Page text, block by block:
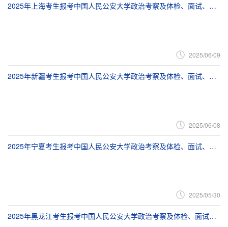
2025年上海考生报考中国人民公安大学政治考察及体检、面试、体能测评公告
2025/06/09
2025年新疆考生报考中国人民公安大学政治考察及体检、面试、体能测评公告
2025/06/08
2025年宁夏考生报考中国人民公安大学政治考察及体检、面试、体能测评公告
2025/05/30
2025年黑龙江考生报考中国人民公安大学政治考察及体检、面试、体能测评公告